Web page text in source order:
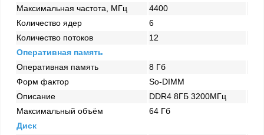
Максимальная частота, МГц
4400
Количество ядер
6
Количество потоков
12
Оперативная память
Оперативная память
8 Гб
Форм фактор
So-DIMM
Описание
DDR4 8ГБ 3200МГц
Максимальный объём
64 Гб
Диск